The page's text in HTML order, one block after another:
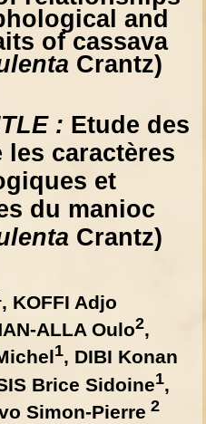
and
of cassava
Crantz)
: Etude des
caractères
et
du manioc
Crantz)
, KOFFI Adjo
ALLA Oulo2,
1, DIBI Konan
Brice Sidoine1,
Simon-Pierre 2